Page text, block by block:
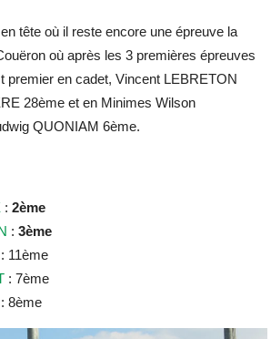
tête où il reste encore une épreuve la
où après les 3 premières épreuves
premier en cadet, Vincent LEBRETON
28ème et en Minimes Wilson
QUONIAM 6ème.
: 2ème
:3ème
: 11ème
: 7ème
: 8ème